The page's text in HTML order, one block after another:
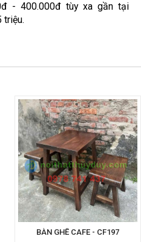
- 400.000đ tùy xa gần tại
triệu.
BÀN GHẾ CAFE - CF197